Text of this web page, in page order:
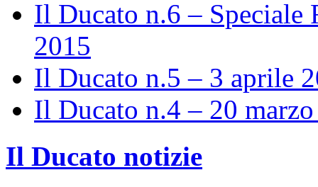
Il Ducato n.6 – Speciale
2015
Il Ducato n.5 – 3 aprile
Il Ducato n.4 – 20
Il Ducato notizie